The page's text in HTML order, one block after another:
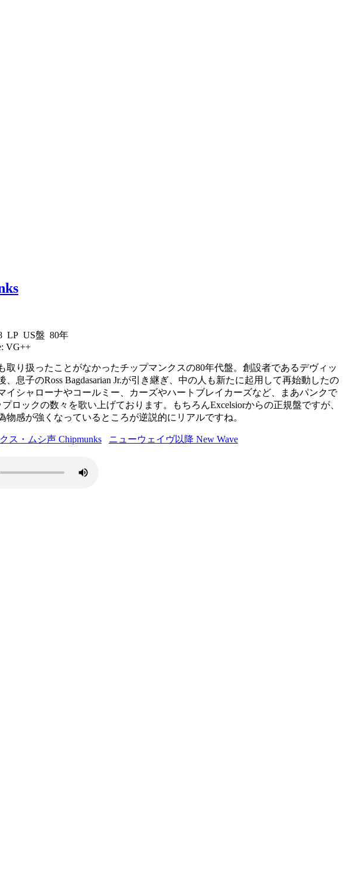
LP US盤 80年
VG++
取り扱ったことがなかったチップマンクスの80年代盤。創設者であるデヴィッ
、息子のRoss Bagdasarian Jr.が引き継ぎ、中の人も新たに起用して再始動したの
イシャローナやコールミー、カーズやハートブレイカーズなど、まあパンクで
ロックの数々を歌い上げております。もちろんExcelsiorからの正規盤ですが、
物感が強くなっているところが逆説的にリアルですね。
ス・ムシ声 Chipmunks
ニューウェイヴ以降 New Wave